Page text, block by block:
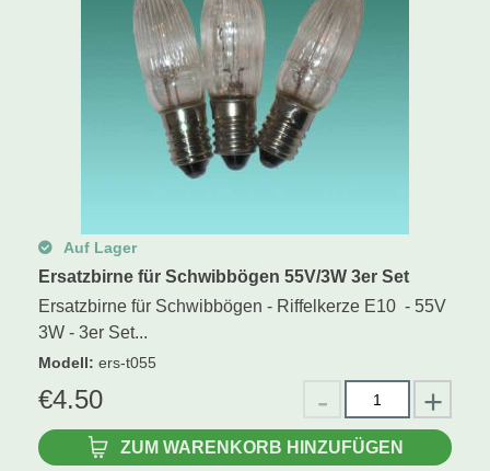
Auf Lager
Ersatzbirne für Schwibbögen 55V/3W 3er Set
Ersatzbirne für Schwibbögen - Riffelkerze E10 - 55V
3W - 3er Set...
Modell: ers-t055
€4.50
ZUM WARENKORB HINZUFÜGEN